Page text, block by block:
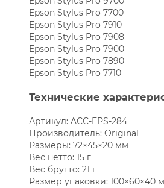
Epson Stylus Pro 7700
Epson Stylus Pro 7910
Epson Stylus Pro 7908
Epson Stylus Pro 7900
Epson Stylus Pro 7890
Epson Stylus Pro 7710
Технические
Артикул: ACC-EPS-284
Производитель: Original
Размеры: 72×45×20 мм
Вес нетто: 15 г
Вес брутто: 21 г
Размер упаковки: 100×60×40